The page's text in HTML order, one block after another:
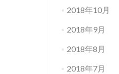
2018年10月
2018年9月
2018年8月
2018年7月